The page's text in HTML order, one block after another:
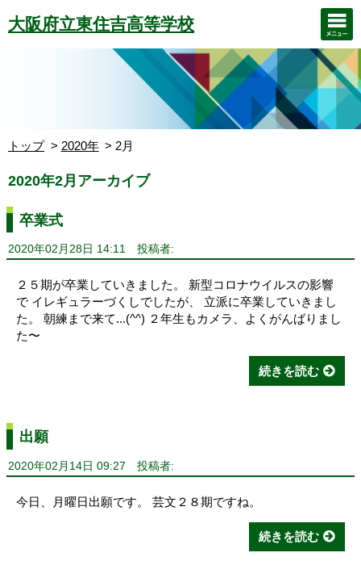
大阪府立東住吉高等学校
トップ 2020年 2月
2020年2月アーカイブ
卒業式
2020年02月28日 14:11 投稿者:
２５期が卒業していきました。 新型コロナウイルスの影響
で イレギュラーづくしでしたが、 立派に卒業していきまし
た。 朝練まで来て...(^^) ２年生もカメラ、よくがんばりまし
た〜
続きを読む
出願
2020年02月14日 09:27 投稿者:
今日、月曜日出願です。 芸文２８期ですね。
続きを読む